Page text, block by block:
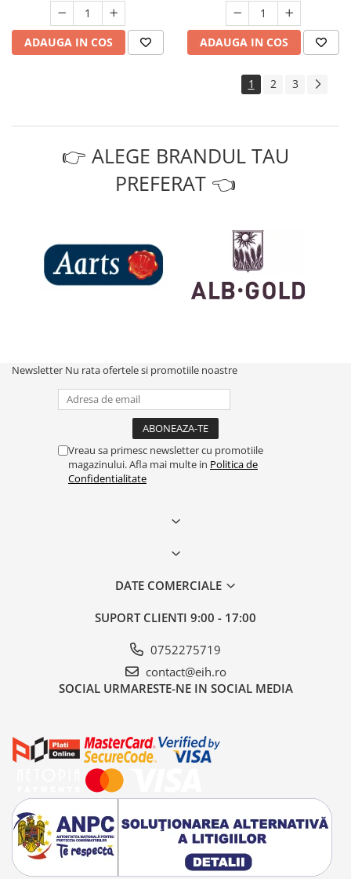
ADAUGA IN COS ADAUGA IN COS
1 2 3
👉 ALEGE BRANDUL TAU
PREFERAT 👈
Newsletter Nu rata ofertele si promotiile noastre
Vreau sa primesc newsletter cu promotiile
magazinului. Afla mai multe in Politica de
Confidentialitate
DATE COMERCIALE
SUPORT CLIENTI 9:00 - 17:00
0752275719
contact@eih.ro
SOCIAL URMARESTE-NE IN SOCIAL MEDIA